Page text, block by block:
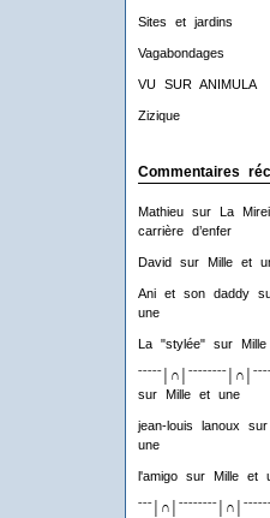
Sites et jardins
Vagabondages
VU SUR ANIMULA
Zizique
Commentaires
Mathieusur
La
carrière d’enfer
David sur Mille et
Ani et son daddy
une
La "stylée"sur
sur
Mille et une
jean-louis lanoux sur
une
l'amigosur Mille et